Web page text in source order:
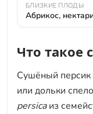
БЛИЗКИЕ ПЛОДЫ
Абрикос,
Что такое
Сушёный
или дольки
persicaиз